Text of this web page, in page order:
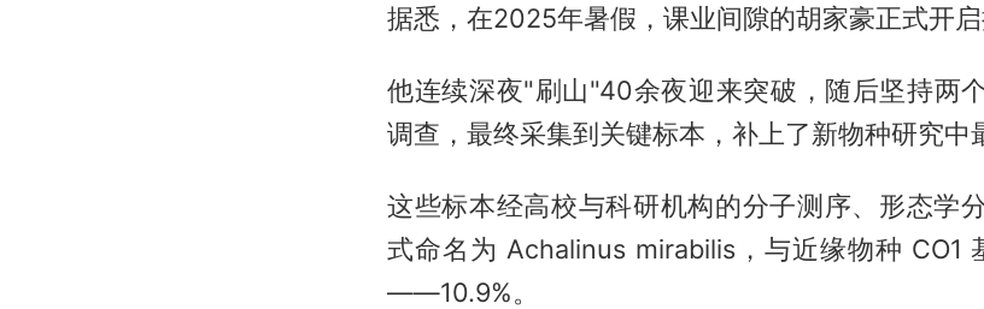
据悉，在2025年暑假，课业间隙的胡家豪正式开启
他连续深夜"刷山"40余夜迎来突破，随后坚持两
调查，最终采集到关键标本，补上了新物种研究中
这些标本经高校与科研机构的分子测序、形态学
式命名为 Achalinus mirabilis，与近缘物种 CO1
——10.9%。